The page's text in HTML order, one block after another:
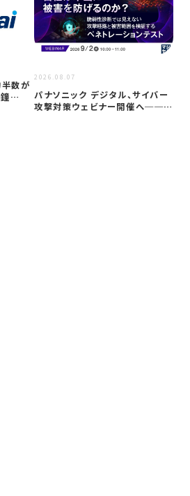
数が
2026.08.07
パナソニック デジタル、サイバー
攻撃対策ウェビナー開催へ──自